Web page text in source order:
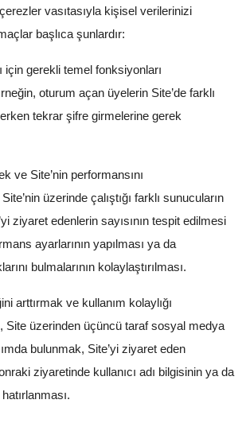
vasıtasıyla kişisel verilerinizi
başlıca şunlardır:
için gerekli temel fonksiyonları
oturum açan üyelerin Site’de farklı
tekrar şifre girmelerine gerek
ve Site’nin performansını
üzerinde çalıştığı farklı sunucuların
ziyaret edenlerin sayısının tespit edilmesi
ayarlarının yapılması ya da
bulmalarının kolaylaştırılması.
arttırmak ve kullanım kolaylığı
Site üzerinden üçüncü taraf sosyal medya
bulunmak, Site’yi ziyaret eden
ziyaretinde kullanıcı adı bilgisinin ya da